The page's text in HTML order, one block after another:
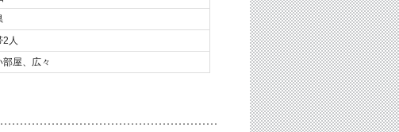
2人
部屋、広々